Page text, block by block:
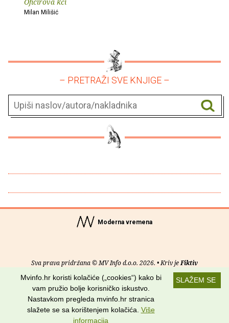
Milan Milišić
– PRETRAŽI SVE KNJIGE –
Moderna vremena
Sva prava pridržana © MV Info d.o.o. 2026. • Kriv jeFiktiv
O nama• Pomoć• Uvjeti korištenja•RSS kanali
Potraži nas na:
SLAŽEM SE
Mvinfo.hr koristi kolačiće („cookies“) kako bi
vam pružio bolje korisničko iskustvo.
Nastavkom pregleda mvinfo.hr stranica
slažete se sa korištenjem kolačića. Više
informacija